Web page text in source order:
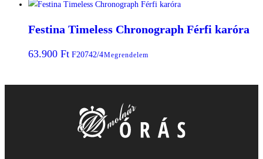
Festina Timeless Chronograph Férfi karóra
63.900 Ft F20742/4Megrendelem